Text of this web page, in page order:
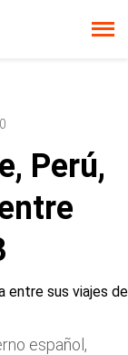
Perú,
español,